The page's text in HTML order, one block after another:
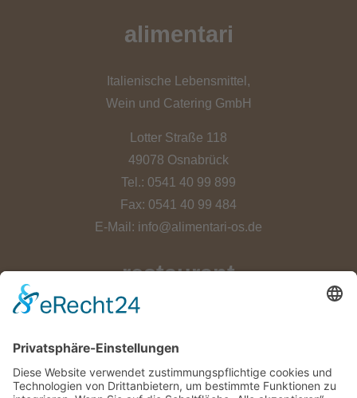
alimentari
Italienische Lebensmittel,
Wein und Catering GmbH
Lotter Straße 118
49078 Osnabrück
Tel.: 0541 40 99 899
Fax: 0541 40 99 484
E-Mail: info@alimentari-os.de
restaurant
Sa., So. und an Feiertagen geschlossen
Keine Hunde